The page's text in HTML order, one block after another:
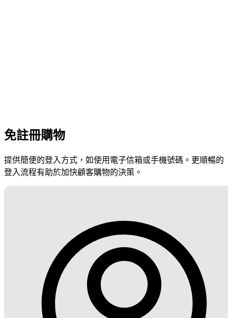
免註冊購物
提供簡便的登入方式，如使用電子信箱或手機號碼。更順暢的
登入流程有助於加快顧客購物的決策。